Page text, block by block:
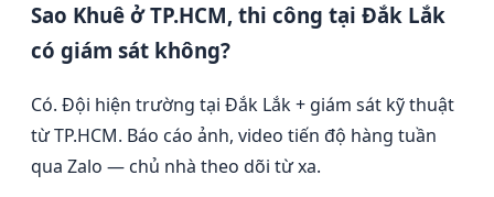
Sao Khuê ở TP.HCM, thi công tại Đắk Lắk
có giám sát không?
Có. Đội hiện trường tại Đắk Lắk + giám sát kỹ thuật
từ TP.HCM. Báo cáo ảnh, video tiến độ hàng tuần
qua Zalo — chủ nhà theo dõi từ xa.